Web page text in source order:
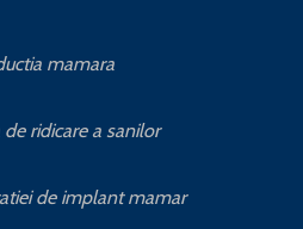
mamara
ridicare a sanilor
de implant mamar